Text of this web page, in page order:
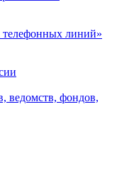
телефонных линий»
ведомств, фондов,